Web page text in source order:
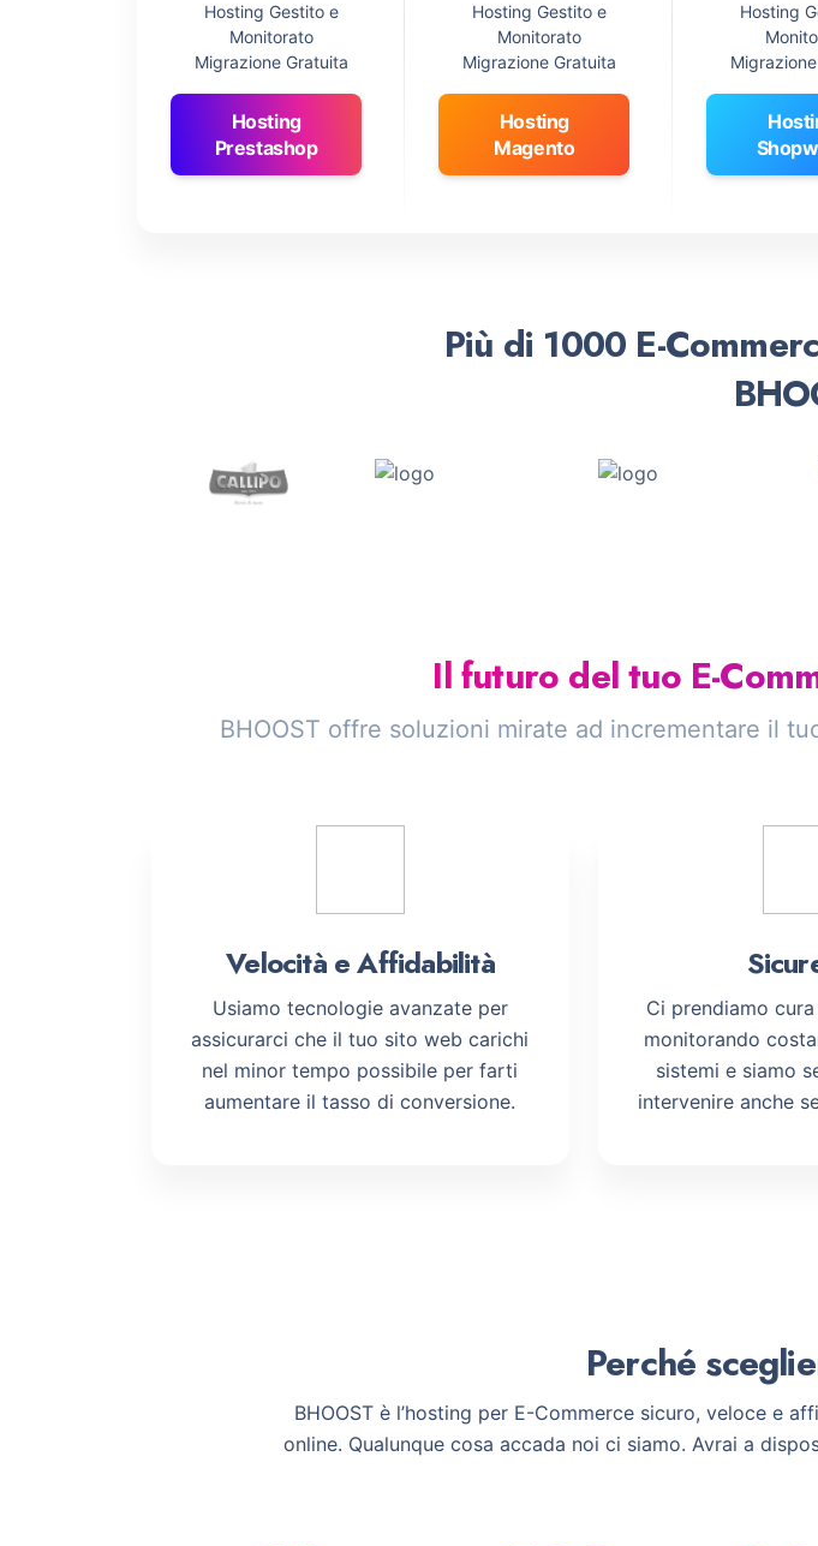
Hosting Gestito e
Monitorato
Migrazione Gratuita
Hosting
Prestashop
Hosting Gestito e
Monitorato
Migrazione Gratuita
Hosting
Magento
Hosting
Più di 1000 E-
Il futuro del tuo E-
BHOOST offre soluzioni mirate ad incrementare il
Velocità e Affidabilità
Usiamo tecnologie avanzate per
assicurarci che il tuo sito web carichi
nel minor tempo possibile per farti
aumentare il tasso di conversione.
Ci prendiamo
monitorando
sistemi e siamo
intervenire anche
Perché
BHOOST è l’hosting per E-Commerce sicuro, veloce e
online. Qualunque cosa accada noi ci siamo. Avrai a